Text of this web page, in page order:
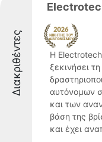
Διακριθέντες
Η
ξεκινήσει
αυτόνομων
και των
βάση της
και έχει